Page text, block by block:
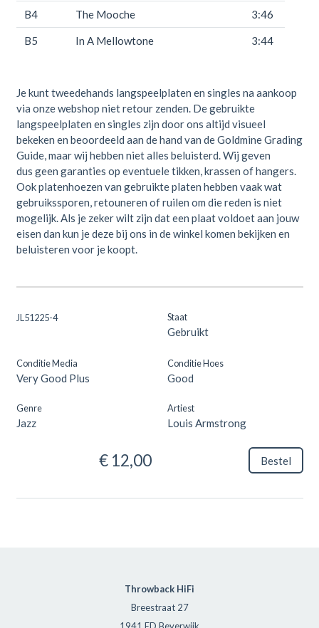
B4 The Mooche 3:46
B5 In A Mellowtone 3:44
Je kunt tweedehands langspeelplaten en singles na aankoop
via onze webshop niet retour zenden. De gebruikte
langspeelplaten en singles zijn door ons altijd visueel
bekeken en beoordeeld aan de hand van de Goldmine Grading
Guide, maar wij hebben niet alles beluisterd. Wij geven
dus geen garanties op eventuele tikken, krassen of hangers.
Ook platenhoezen van gebruikte platen hebben vaak wat
gebruikssporen, retouneren of ruilen om die reden is niet
mogelijk. Als je zeker wilt zijn dat een plaat voldoet aan jouw
eisen dan kun je deze bij ons in de winkel komen bekijken en
beluisteren voor je koopt.
JL51225-4 Staat
Gebruikt
Conditie Media
Very Good Plus
Conditie Hoes
Good
Genre
Jazz
Artiest
Louis Armstrong
€ 12,00 Bestel
Throwback HiFi
Breestraat 27
1941 ED Beverwijk